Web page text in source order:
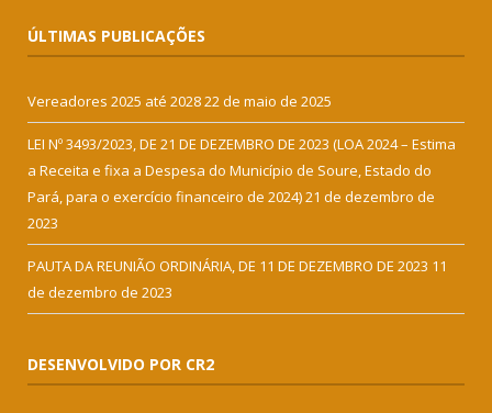
ÚLTIMAS PUBLICAÇÕES
Vereadores 2025 até 202822 de maio de 2025
LEI Nº 3493/2023, DE 21 DE DEZEMBRO DE 2023 (LOA 2024 – Estima
a Receita e fixa a Despesa do Município de Soure, Estado do
Pará, para o exercício financeiro de 2024)21 de dezembro de
2023
PAUTA DA REUNIÃO ORDINÁRIA, DE 11 DE DEZEMBRO DE 2023 11
de dezembro de 2023
DESENVOLVIDO POR CR2